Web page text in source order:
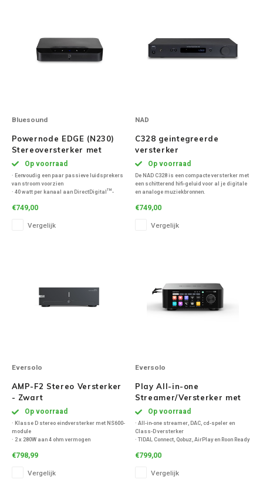
Bluesound
Powernode EDGE (N230)
Stereoversterker met
streaming - Zwart
Op voorraad
· Eenvoudig een paar passieve luidsprekers
van stroom voorzien
· 40 watt per kanaal aan DirectDigital™-
bestanden
Cortex A53-processor
€749,00
Vergelijk
NAD
C328 geintegreerde
versterker
Op voorraad
De NAD C328 is een compacte versterker met
een schitterend hifi-geluid voor al je digitale
en analoge muziekbronnen.
€749,00
Vergelijk
Eversolo
AMP-F2 Stereo Versterker
- Zwart
Op voorraad
· Klasse D stereo eindversterker met NS600-
module
· 2 x 280W aan 4 ohm vermogen
· Lage ruis en hoge efficiëntie
controle en dynamie
€798,99
Vergelijk
Eversolo
Play All-in-one
Streamer/Versterker met
CD-Speler - Zwart
Op voorraad
· All-in-one streamer, DAC, cd-speler en
Class-D versterker
· TIDAL Connect, Qobuz, AirPlay en Roon Ready
· HDMI eARC, phono, optisch, coaxiaal en
· High-res audio met DSP, room correction en
€799,00
Vergelijk